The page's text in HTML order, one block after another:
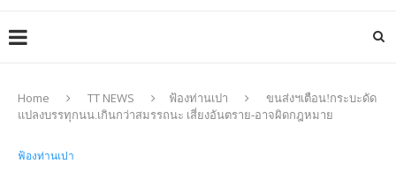
Home TT NEWS ฟ้องท่านเปา
ขนส่งฯเตือน!กระบะดัด
แปลงบรรทุกนน.เกินกว่าสมรรถนะ เสี่ยงอันตราย-อาจผิดกฎหมาย
ฟ้องท่านเปา